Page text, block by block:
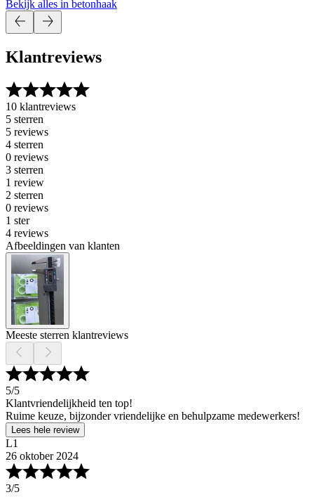
Bekijk alles in betonhaak
Klantreviews
10 klantreviews
5 sterren
5 reviews
4 sterren
0 reviews
3 sterren
1 review
2 sterren
0 reviews
1 ster
4 reviews
Afbeeldingen van klanten
Meeste sterren klantreviews
5/5
Klantvriendelijkheid ten top!
Ruime keuze, bijzonder vriendelijke en behulpzame medewerkers!
Lees hele review
L1
26 oktober 2024
3/5